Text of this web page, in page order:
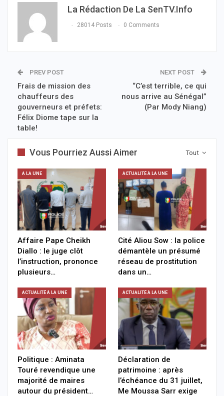
La Rédaction De La SenTV.info
28014 Posts 0 Comments
PREV POST
Frais de mission des
chauffeurs des
gouverneurs et préfets:
Félix Diome tape sur la
table!
NEXT POST
“C’est terrible, ce qui
nous arrive au Sénégal”
(Par Mody Niang)
Tout
Vous Pourriez Aussi Aimer
A LA UNE
Affaire Pape Cheikh
Diallo : le juge clôt
l’instruction, prononce
plusieurs…
ACTUALITÉ À LA UNE
Cité Aliou Sow : la police
démantèle un présumé
réseau de prostitution
dans un…
ACTUALITÉ À LA UNE
Politique : Aminata
Touré revendique une
majorité de maires
autour du président…
ACTUALITÉ À LA UNE
Déclaration de
patrimoine : après
l’échéance du 31 juillet,
Me Moussa Sarr exige